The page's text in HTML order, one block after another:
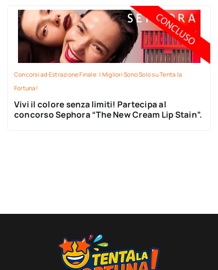
Concorsi ad Estrazione Finale: I Migliori Sono Solo su Tenta la
Fortuna!
Vivi il colore senza limiti! Partecipa al
concorso Sephora “The New Cream Lip Stain”.